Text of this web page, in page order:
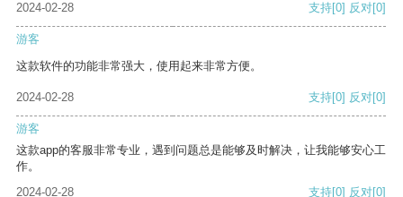
2024-02-28
支持[0] 反对[0]
游客
这款软件的功能非常强大，使用起来非常方便。
2024-02-28 支持[0] 反对[0]
游客
这款app的客服非常专业，遇到问题总是能够及时解决，让我能够安心工
作。
2024-02-28
支持[0] 反对[0]